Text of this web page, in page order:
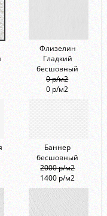
Флизелин
Гладкий
бесшовный
0 р/м2
0 р/м2
Баннер
бесшовный
2000 р/м2
1400 р/м2